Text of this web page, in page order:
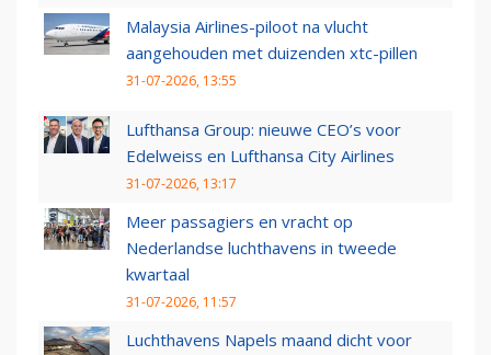
Malaysia Airlines-piloot na vlucht
aangehouden met duizenden xtc-pillen
31-07-2026, 13:55
Lufthansa Group: nieuwe CEO’s voor
Edelweiss en Lufthansa City Airlines
31-07-2026, 13:17
Meer passagiers en vracht op
Nederlandse luchthavens in tweede
kwartaal
31-07-2026, 11:57
Luchthavens Napels maand dicht voor